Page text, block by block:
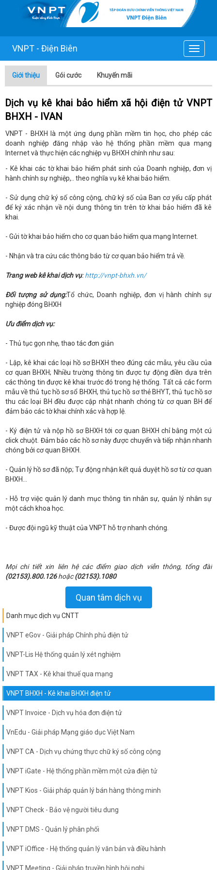
Toggle
VNPT - Điện Biên
Giới thiệu Gói cước Khuyến mãi
Dịch vụ kê khai bảo hiểm xã hội điện tử VNPT
BHXH - IVAN
VNPT - BHXH là một ứng dụng phần mềm tin học, cho phép các
doanh nghiệp đăng nhập vào hệ thống phần mềm qua mạng
Internet và thực hiện các nghiệp vụ BHXH chính như sau:
- Kê khai các tờ khai bảo hiểm phát sinh của Doanh nghiệp, đơn vị
hành chính sự nghiệp,.. theo nghĩa vụ kê khai bảo hiểm.
- Sử dụng chữ ký số công cộng, chữ ký số của Ban cơ yếu cấp phát
để ký xác nhận về nội dung thông tin trên tờ khai bảo hiểm đã kê
khai.
- Gửi tờ khai bảo hiểm cho cơ quan bảo hiểm qua mạng Internet.
- Nhận và tra cứu các thông báo từ cơ quan bảo hiểm trả về.
Trang web kê khai dịch vụ:http://vnpt-bhxh.vn/
Đối tượng sử dụng:Tổ chức, Doanh nghiệp, đơn vị hành chính sự
nghiệp đóng BHXH
Ưu điểm dịch vụ:
- Thủ tục gọn nhẹ, thao tác đơn giản
- Lập, kê khai các loại hồ sơ BHXH theo đúng các mẫu, yêu cầu của
cơ quan BHXH; Nhiều trường thông tin được tự động điền dựa trên
các thông tin được kê khai trước đó trong hệ thống. Tất cả các form
mẫu về thủ tục hồ sơ sổ BHXH, thủ tục hồ sơ thẻ BHYT, thủ tục hồ sơ
thu các loại BH đều được cập nhật nhanh chóng từ cơ quan BH để
đảm bảo các tờ khai chính xác và hợp lệ.
- Ký điện tử và nộp hồ sơ BHXH tới cơ quan BHXH chỉ bằng một cú
click chuột. Đảm bảo các hồ sơ này được chuyển và tiếp nhận nhanh
chóng bởi cơ quan BHXH.
- Quản lý hồ sơ đã nộp; Tự động nhận kết quả duyệt hồ sơ từ cơ quan
BHXH...
- Hỗ trợ việc quản lý danh mục thông tin nhân sự, quản lý nhân sự
một cách khoa học.
- Được đội ngũ kỹ thuật của VNPT hỗ trợ nhanh chóng.
Mọi chi tiết xin liên hệ các điểm giao dịch viễn thông, tổng đài
(02153).800.126hoặc(02153).1080
Quan tâm dịch vụ
Danh mục dịch vụ CNTT
VNPT eGov - Giải pháp Chính phủ điện tử
VNPT-Lis Hệ thống quản lý xét nghiệm
VNPT TAX - Kê khai thuế qua mạng
VNPT BHXH - Kê khai BHXH điện tử
VNPT Invoice - Dịch vụ hóa đơn điện tử
VnEdu - Giải pháp Mạng giáo dục Việt Nam
VNPT CA - Dịch vụ chứng thực chữ ký số công cộng
VNPT iGate - Hệ thống phần mềm một cửa điện tử
VNPT Kios - Giải pháp quản lý bán hàng thông minh
VNPT Check - Bảo vệ người tiêu dung
VNPT DMS - Quản lý phân phối
VNPT iOffice - Hệ thống quản lý văn bản và điều hành
VNPT Meeting - Giải pháp truyền hình hội nghị